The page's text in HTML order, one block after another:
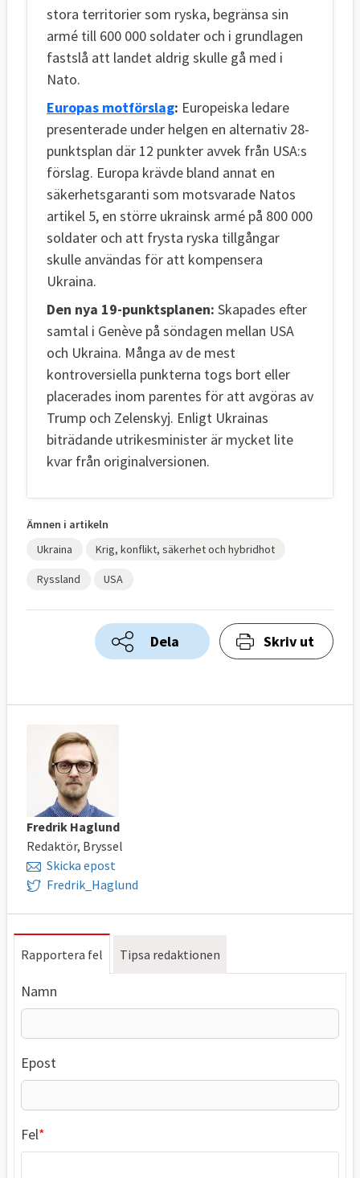
stora territorier som ryska, begränsa sin
armé till 600 000 soldater och i grundlagen
fastslå att landet aldrig skulle gå med i
Nato.
Europas motförslag: Europeiska ledare
presenterade under helgen en alternativ 28-
punktsplan där 12 punkter avvek från USA:s
förslag. Europa krävde bland annat en
säkerhetsgaranti som motsvarade Natos
artikel 5, en större ukrainsk armé på 800 000
soldater och att frysta ryska tillgångar
skulle användas för att kompensera
Ukraina.
Den nya 19-punktsplanen: Skapades efter
samtal i Genève på söndagen mellan USA
och Ukraina. Många av de mest
kontroversiella punkterna togs bort eller
placerades inom parentes för att avgöras av
Trump och Zelenskyj. Enligt Ukrainas
biträdande utrikesminister är mycket lite
kvar från originalversionen.
Ämnen i artikeln
Ukraina
Krig, konflikt, säkerhet och hybridhot
Ryssland USA
Dela Skriv ut
Fredrik Haglund
Redaktör, Bryssel
Skicka epost
Fredrik_Haglund
Rapportera fel Tipsa redaktionen
Namn
Epost
Fel